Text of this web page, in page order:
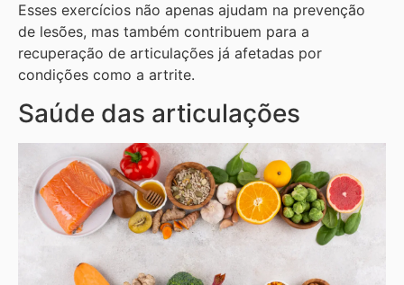
Esses exercícios não apenas ajudam na prevenção
de lesões, mas também contribuem para a
recuperação de articulações já afetadas por
condições como a artrite.
Saúde das articulações